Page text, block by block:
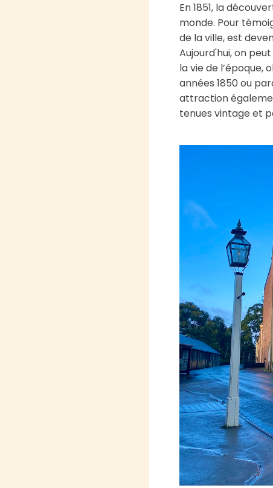
En 1851, la
monde. Pour
de la ville, est
Aujourd'hui, on
la vie de
années 1850 ou
attraction
tenues vintage et